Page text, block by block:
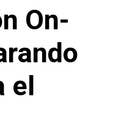
On-
el